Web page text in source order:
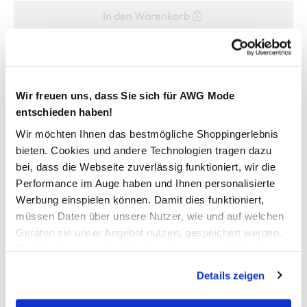
Wir freuen uns, dass Sie sich für AWG Mode
entschieden haben!
Wir möchten Ihnen das bestmögliche Shoppingerlebnis
bieten. Cookies und andere Technologien tragen dazu
bei, dass die Webseite zuverlässig funktioniert, wir die
Performance im Auge haben und Ihnen personalisierte
Werbung einspielen können. Damit dies funktioniert,
müssen Daten über unsere Nutzer, wie und auf welchen
Geräten sie unser Angebot nutzen, gespeichert werden.
werden, werden bei der Nutzung der Webseite auf jeden
Fall gesetzt. Cookies von Drittanbietern für Analyse- oder
Details zeigen
In den Warenkorb
Kostenlose Filiallieferung in Ihre Wunschfiliale
Zur Wunschliste hinzufügen
Herren Sporthose "James"
Der Joggingstyle der Marke Hero by John Medoox ist ein